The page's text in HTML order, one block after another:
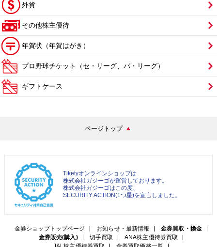
外貨
その他株主優待
年賀状（年賀はがき）
プロ野球チケット（セ・リーグ、パ・リーグ）
ギフトケース
ページトップ
Tiketyオンラインショップは
株式会社ガジーゴが運営しております。
株式会社ガジーゴはこの度、
SECURITY ACTION(1つ星)を宣言しました。
金券ショップトップページ お知らせ・最新情報
金券買取・換金
金券販売(購入)
切手買取
ANA株主優待券買取